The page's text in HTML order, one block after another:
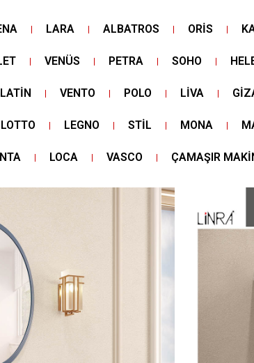
LARA ALBATROS ORİS
VENÜS PETRA SOHO
VENTO POLO LİVA
LOTTO LEGNO STİL MONA
LOCA VASCO ÇAMAŞIR